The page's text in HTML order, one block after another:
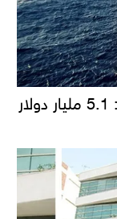
قفزة في صادرات الصناعات الغذائية: 5.1 مليار دولار